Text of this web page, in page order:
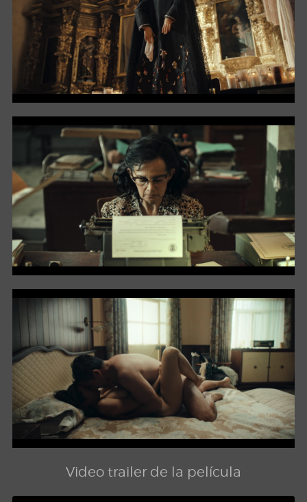
Video trailer de la película